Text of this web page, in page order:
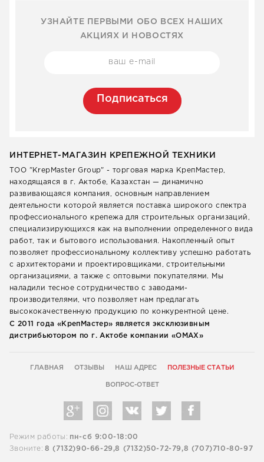
УЗНАЙТЕ ПЕРВЫМИ ОБО ВСЕХ НАШИХ
АКЦИЯХ И НОВОСТЯХ
Подписаться
ИНТЕРНЕТ-МАГАЗИН КРЕПЕЖНОЙ ТЕХНИКИ
ТОО "KrepMaster Group" - торговая марка КрепМастер,
находящаяся в г. Актобе, Казахстан — динамично
развивающаяся компания, основным направлением
деятельности которой является поставка широкого спектра
профессионального крепежа для строительных организаций,
специализирующихся как на выполнении определенного вида
работ, так и бытового использования. Накопленный опыт
позволяет профессиональному коллективу успешно работать
с архитекторами и проектировщиками, строительными
организациями, а также с оптовыми покупателями. Мы
наладили тесное сотрудничество с заводами-
производителями, что позволяет нам предлагать
высококачественную продукцию по конкурентной цене.
С 2011 года «КрепМастер» является эксклюзивным
дистрибьютором по г. Актобе компании «ОМАХ»
ГЛАВНАЯ ОТЗЫВЫ НАШ АДРЕС ПОЛЕЗНЫЕ СТАТЬИ
ВОПРОС-ОТВЕТ
Режим работы: пн-сб 9:00-18:00
Звоните: 8 (7132)90-66-29,8 (7132)50-72-79,8 (707)710-80-97